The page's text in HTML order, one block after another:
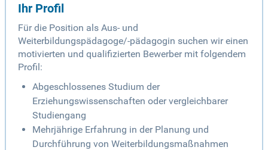
Ihr Profil
Für die Position als Aus- und
Weiterbildungspädagoge/-pädagogin suchen wir einen
motivierten und qualifizierten Bewerber mit folgendem
Profil:
Abgeschlossenes Studium der
Erziehungswissenschaften oder vergleichbarer
Studiengang
Mehrjährige Erfahrung in der Planung und
Durchführung von Weiterbildungsmaßnahmen